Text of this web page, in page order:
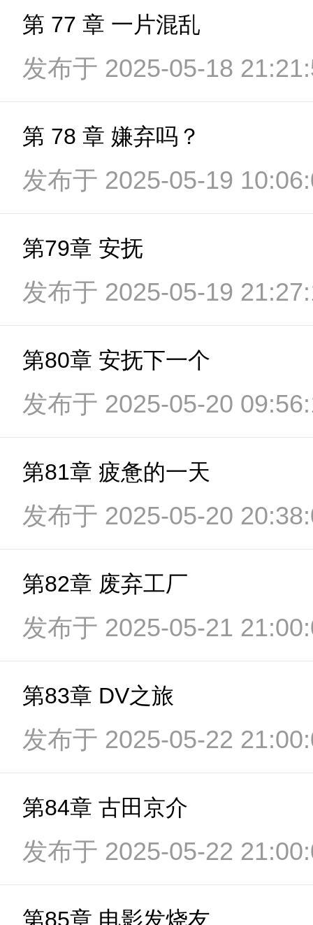
第 77 章 一片混乱
发布于 2025-05-18
第 78 章 嫌弃吗？
发布于 2025-05-19
第79章 安抚
发布于 2025-05-19
第80章 安抚下一个
发布于 2025-05-20
第81章 疲惫的一天
发布于 2025-05-20
第82章 废弃工厂
发布于 2025-05-21
第83章 DV之旅
发布于 2025-05-22
第84章 古田京介
发布于 2025-05-22
第85章 电影发烧友